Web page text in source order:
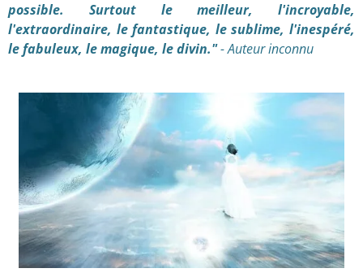
possible. Surtout le meilleur, l'incroyable,
l'extraordinaire, le fantastique, le sublime, l'inespéré,
le fabuleux, le magique, le divin."- Auteur inconnu